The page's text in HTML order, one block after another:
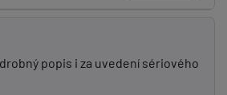
popis i za uvedení sériového